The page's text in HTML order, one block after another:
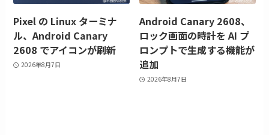
Pixel の Linux ターミナ
ル、Android Canary
2608 でアイコンが刷新
2026年8月7日
Android Canary 2608、
ロック画面の時計を AI プ
ロンプトで生成する機能が
追加
2026年8月7日